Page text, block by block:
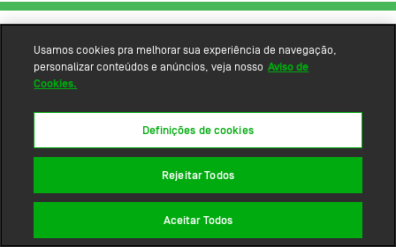
Usamos cookies pra melhorar sua experiência de navegação,
personalizar conteúdos e anúncios, veja nosso Aviso de
Cookies.
Definições de cookies
Rejeitar Todos
Aceitar Todos